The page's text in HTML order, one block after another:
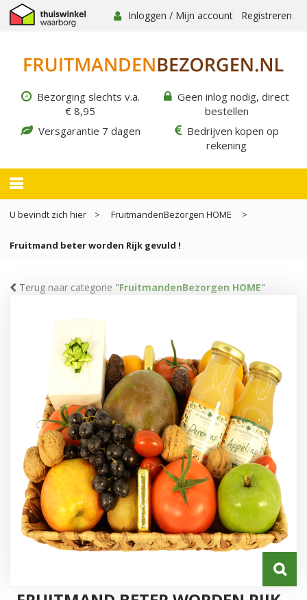
Inloggen / Mijn account Registreren
Bezorging slechts v.a.
€ 8,95
Geen inlog nodig, direct
bestellen
Versgarantie 7 dagen
Bedrijven kopen op
rekening
U bevindt zich hier FruitmandenBezorgen HOME
Fruitmand beter worden Rijk gevuld !
Terug naar categorie "FruitmandenBezorgen HOME"